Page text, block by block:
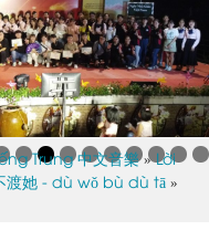
Trung 中文音樂»Lời
她 - dù wǒ bù dù tā »